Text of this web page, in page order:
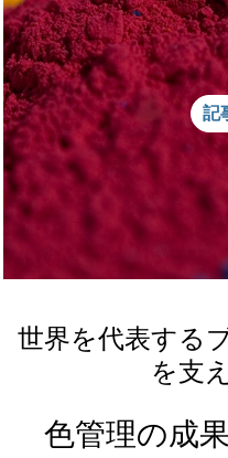
記
世界を代表する
を支
色管理の成